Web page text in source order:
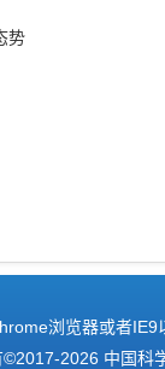
势
浏览器或者IE9
©2017-2026 中国科